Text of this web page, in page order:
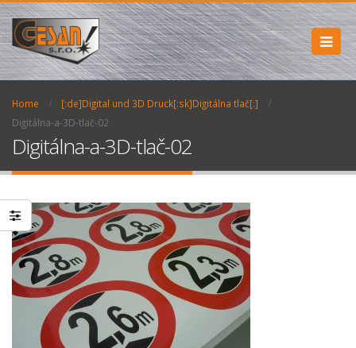
Home
[:de]Digital und 3D Druck[:sk]Digitálna tlač[:]
Digitálna-a-3D-tlač-02
Digitálna-a-3D-tlač-02